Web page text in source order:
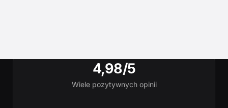
4,98/5
Wiele pozytywnych opinii